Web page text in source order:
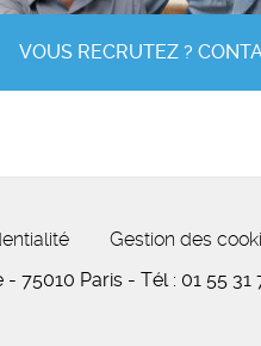
VOUS RECRUTEZ ?
Gestion des
- 75010 Paris - Tél : 01 55 31